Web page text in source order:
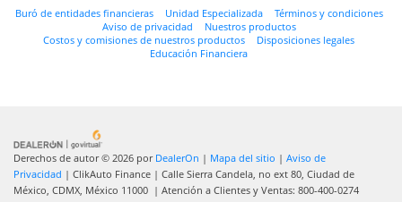
Buró de entidades financieras Unidad Especializada
Términos y condiciones
Aviso de privacidad
Nuestros productos
Costos y comisiones de nuestros productos
Disposiciones legales
Educación Financiera
Derechos de autor © 2026 por DealerOn | Mapa del sitio | Aviso de
Privacidad | ClikAuto Finance | Calle Sierra Candela, no ext 80, Ciudad de
México, CDMX, México 11000 | Atención a Clientes y Ventas: 800-400-0274